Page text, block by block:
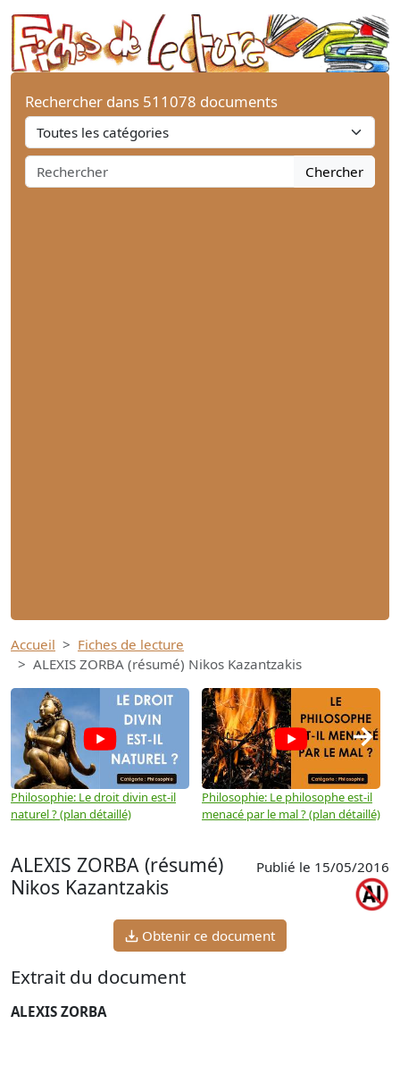
Rechercher dans 511078 documents
Chercher
Accueil
Fiches de lecture
ALEXIS ZORBA (résumé) Nikos Kazantzakis
Philosophie: Le droit divin est-il
naturel ? (plan détaillé)
Philosophie: Le philosophe est-il
menacé par le mal ? (plan détaillé)
→
ALEXIS ZORBA (résumé)
Nikos Kazantzakis
Publié le 15/05/2016
Obtenir ce document
Extrait du document
ALEXIS ZORBA